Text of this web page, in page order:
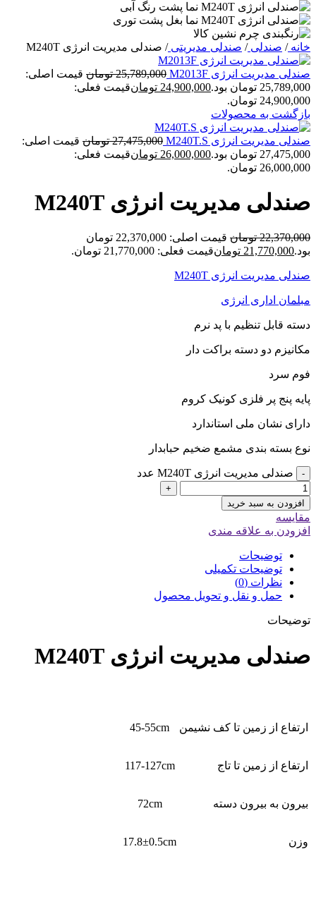
خانه/ صندلی/ صندلی مدیریتی/ صندلی مدیریت انرژی M240T
صندلی مدیریت انرژی M2013F 25,789,000 تومان قیمت اصلی:
25,789,000 تومان بود.
24,900,000 تومانقیمت فعلی:
24,900,000 تومان.
بازگشت به محصولات
صندلی مدیریت انرژی M240T.S 27,475,000 تومان قیمت اصلی:
27,475,000 تومان بود.
26,000,000 تومانقیمت فعلی:
26,000,000 تومان.
صندلی مدیریت انرژی M240T
22,370,000 تومان
قیمت اصلی: 22,370,000 تومان
بود.21,770,000 تومانقیمت فعلی: 21,770,000 تومان.
صندلی مدیریت انرژی M240T
مبلمان اداری انرژی
دسته قابل تنظیم با پد نرم
مکانیزم دو دسته براکت دار
فوم سرد
پایه پنج پر فلزی کونیک کروم
دارای نشان ملی استاندارد
نوع بسته بندی مشمع ضخیم حبابدار
- صندلی مدیریت انرژی M240T عدد
+
افزودن به سبد خرید
مقایسه
افزودن به علاقه مندی
توضیحات
توضیحات تکمیلی
نظرات (0)
حمل و نقل و تحویل محصول
توضیحات
صندلی مدیریت انرژی M240T
ارتفاع از زمین تا کف نشیمن 45-55cm
ارتفاع از زمین تا تاج 117-127cm
بیرون به بیرون دسته 72cm
وزن 17.8±0.5cm